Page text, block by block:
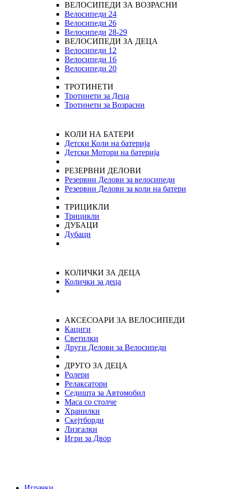
ВЕЛОСИПЕДИ ЗА ВОЗРАСНИ
Велосипеди 24
Велосипеди 26
Велосипеди 28-29
ВЕЛОСИПЕДИ ЗА ДЕЦА
Велосипеди 12
Велосипеди 16
Велосипеди 20
ТРОТИНЕТИ
Тротинети за Деца
Тротинети за Возрасни
КОЛИ НА БАТЕРИ
Детски Коли на батерија
Детски Мотори на батерија
РЕЗЕРВНИ ДЕЛОВИ
Резервни Делови за велосипеди
Резервни Делови за коли на батери
ТРИЦИКЛИ
Трицикли
ДУБАЦИ
Дубаци
КОЛИЧКИ ЗА ДЕЦА
Колички за деца
АКСЕСОАРИ ЗА ВЕЛОСИПЕДИ
Кациги
Светилки
Други Делови за Велосипеди
ДРУГО ЗА ДЕЦА
Ролери
Релаксатори
Седишта за Автомобил
Маса со столче
Хранилки
Скејтборди
Лизгалки
Игри за Двор